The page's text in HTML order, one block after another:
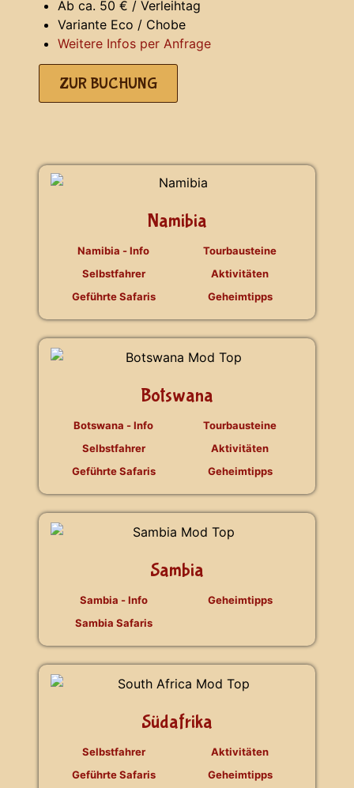
Ab ca. 50 € / Verleihtag
Variante Eco / Chobe
Weitere Infos per Anfrage
ZUR BUCHUNG
Namibia
Namibia - Info
Selbstfahrer
Geführte Safaris
Tourbausteine
Aktivitäten
Geheimtipps
Botswana
Botswana - Info
Selbstfahrer
Geführte Safaris
Tourbausteine
Aktivitäten
Geheimtipps
Sambia
Sambia - Info
Sambia Safaris
Geheimtipps
Südafrika
Selbstfahrer
Geführte Safaris
Aktivitäten
Geheimtipps